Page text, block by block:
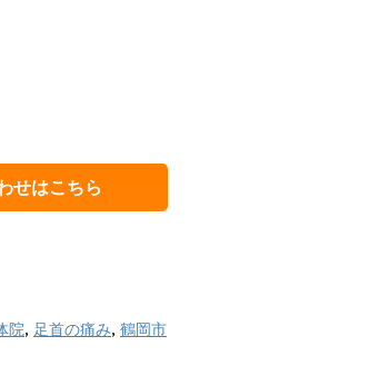
せはこちら
院, 足首の痛み, 鶴岡市